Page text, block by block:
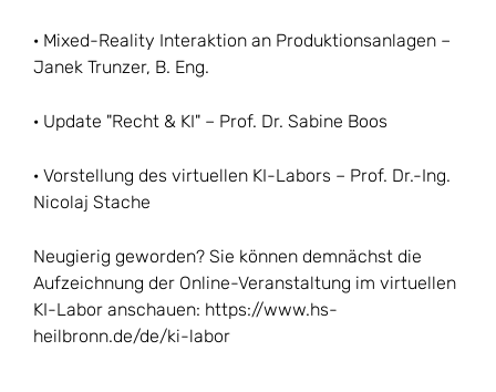
· Mixed-Reality Interaktion an Produktionsanlagen –
Janek Trunzer, B. Eng.
· Update "Recht & KI" – Prof. Dr. Sabine Boos
· Vorstellung des virtuellen KI-Labors – Prof. Dr.-Ing.
Nicolaj Stache
Neugierig geworden? Sie können demnächst die
Aufzeichnung der Online-Veranstaltung im virtuellen
KI-Labor anschauen: https://www.hs-
heilbronn.de/de/ki-labor